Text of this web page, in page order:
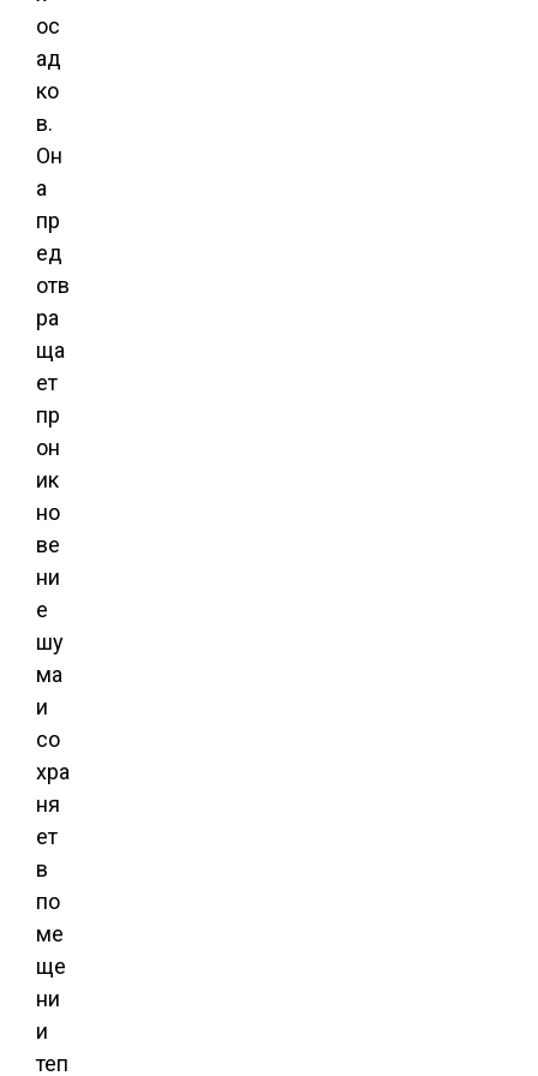
ос
ад
ко
в.
Он
а
пр
ед
отв
ра
ща
ет
пр
он
ик
но
ве
ни
е
шу
ма
и
со
хра
ня
ет
в
по
ме
ще
ни
и
теп